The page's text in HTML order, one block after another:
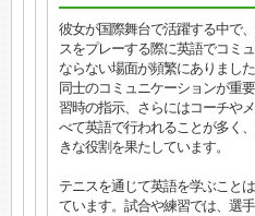
彼女が国際舞台で活躍する中で
スをプレーする際に英語でコミ
ならない場面が頻繁にありまし
同士のコミュニケーションが重
習時の指示、さらにはコーチや
べて英語で行われることが多く
きな役割を果たしています。
テニスを通じて英語を学ぶこと
ています。試合や練習では、選